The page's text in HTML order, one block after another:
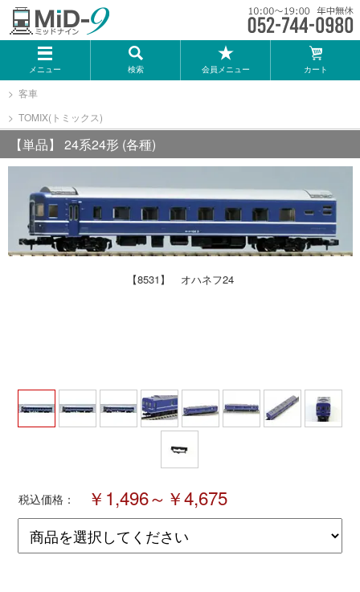
メニュー 検索 会員メニュー カート
メーカー一覧
TOMIX
KATO
トミーテック
トラムウェイ
客車
TOMIX(トミックス)
【単品】 24系24形 (各種)
【8531】 オハネフ24
税込価格： ￥1,496～￥4,675